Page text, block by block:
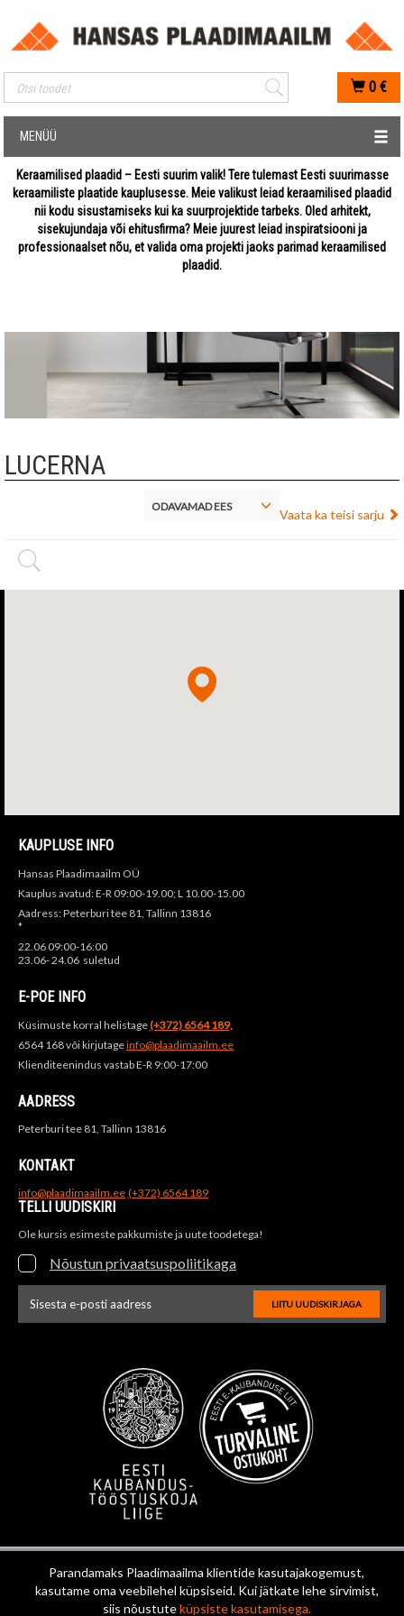
Parandamaks Plaadimaailma klientide kasutajakogemust,
kasutame oma veebilehel küpsiseid. Kui jätkate lehe sirvimist,
siis nõustuteküpsiste kasutamisega.
Mobiilis otsimise sisestus
0 €
MENÜÜ
Keraamilised plaadid – Eesti suurim valik! Tere tulemast Eesti suurimasse
keraamiliste plaatide kauplusesse. Meie valikust leiad keraamilised plaadid
nii kodu sisustamiseks kui ka suurprojektide tarbeks. Oled arhitekt,
sisekujundaja või ehitusfirma? Meie juurest leiad inspiratsiooni ja
professionaalset nõu, et valida oma projekti jaoks parimad keraamilised
plaadid.
LUCERNA
Vaata ka teisi sarju
ODAVAMAD EES
KAUPLUSE INFO
Hansas Plaadimaailm OÜ
Kauplus avatud: E-R 09:00-19.00; L 10.00-15.00
Aadress: Peterburi tee 81, Tallinn 13816
*
22.06 09:00-16:00
23.06- 24.06 suletud
E-POE INFO
Küsimuste korral helistage(+372) 6564 189,
6564 168 või kirjutageinfo@plaadimaailm.ee
Klienditeenindus vastab E-R 9:00-17:00
AADRESS
Peterburi tee 81, Tallinn 13816
KONTAKT
info@plaadimaailm.ee (+372) 6564 189
TELLI UUDISKIRI
Ole kursis esimeste pakkumiste ja uute toodetega!
Nõustun privaatsuspoliitikaga
LIITU UUDISKIRJAGA